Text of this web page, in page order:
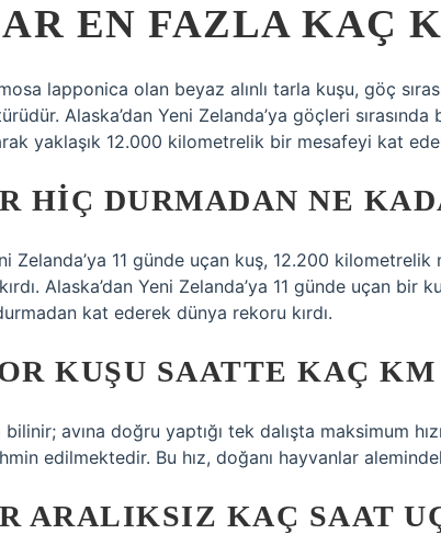
EN FAZLA KAÇ
lapponica olan beyaz alınlı tarla kuşu, göç
Alaska’dan Yeni Zelanda’ya göçleri
yaklaşık 12.000 kilometrelik bir mesafeyi kat
HIÇ DURMADAN NE
Zelanda’ya 11 günde uçan kuş, 12.200
Alaska’dan Yeni Zelanda’ya 11 günde uçan bir
kat ederek dünya rekoru kırdı.
KUŞU SAATTE KAÇ KM
bilinir; avına doğru yaptığı tek dalışta maksimum
edilmektedir. Bu hız, doğanı hayvanlar
ARALIKSIZ KAÇ SAAT